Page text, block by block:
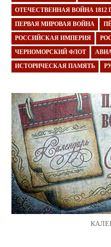
ОТЕЧЕСТВЕННАЯ ВОЙНА 1812
ПЕРВАЯ МИРОВАЯ ВОЙНА
РОССИЙСКАЯ ИМПЕРИЯ
ЧЕРНОМОРСКИЙ ФЛОТ
ИСТОРИЧЕСКАЯ ПАМЯТЬ